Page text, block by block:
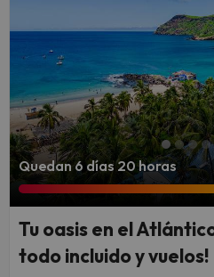
Quedan 6 días 20 horas
Tu oasis en el
todo incluido y vuelos!